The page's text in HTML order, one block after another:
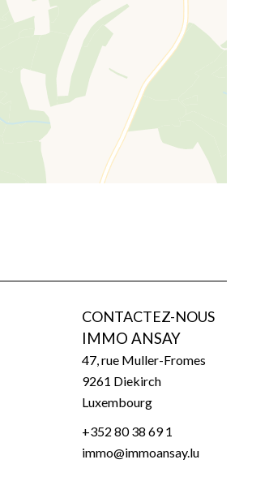
CONTACTEZ-NOUS
IMMO ANSAY
47, rue Muller-Fromes
9261 Diekirch
Luxembourg
+352 80 38 69 1
immo@immoansay.lu